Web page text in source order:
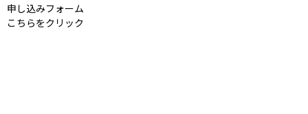
申し込みフォーム
こちらをクリック